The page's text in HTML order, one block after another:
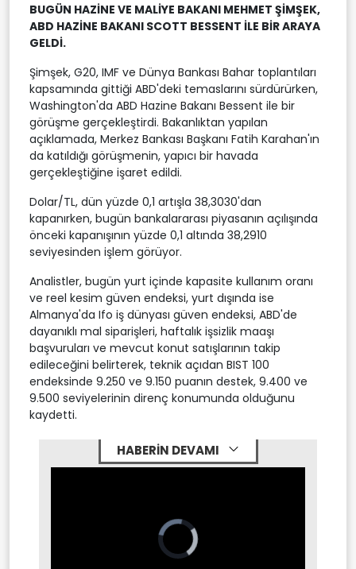
BUGÜN HAZİNE VE MALİYE BAKANI MEHMET ŞİMŞEK,
ABD HAZİNE BAKANI SCOTT BESSENT İLE BİR ARAYA
GELDİ.
Şimşek, G20, IMF ve Dünya Bankası Bahar toplantıları
kapsamında gittiği ABD'deki temaslarını sürdürürken,
Washington'da ABD Hazine Bakanı Bessent ile bir
görüşme gerçekleştirdi. Bakanlıktan yapılan
açıklamada, Merkez Bankası Başkanı Fatih Karahan'ın
da katıldığı görüşmenin, yapıcı bir havada
gerçekleştiğine işaret edildi.
Dolar/TL, dün yüzde 0,1 artışla 38,3030'dan
kapanırken, bugün bankalararası piyasanın açılışında
önceki kapanışının yüzde 0,1 altında 38,2910
seviyesinden işlem görüyor.
Analistler, bugün yurt içinde kapasite kullanım oranı
ve reel kesim güven endeksi, yurt dışında ise
Almanya'da Ifo iş dünyası güven endeksi, ABD'de
dayanıklı mal siparişleri, haftalık işsizlik maaşı
başvuruları ve mevcut konut satışlarının takip
edileceğini belirterek, teknik açıdan BIST 100
endeksinde 9.250 ve 9.150 puanın destek, 9.400 ve
9.500 seviyelerinin direnç konumunda olduğunu
kaydetti.
HABERİN DEVAMI
Video
Player
is
loading.